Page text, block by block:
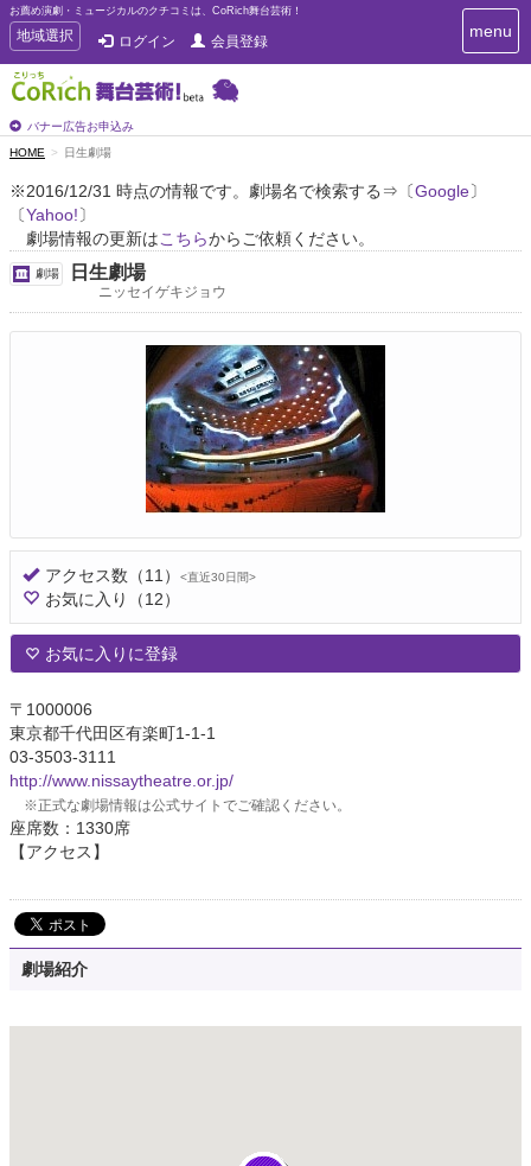
お薦め演劇・ミュージカルのクチコミは、CoRich舞台芸術！
T
o
g
g
e
n
v
a
t
o
n
地域選択 ログイン 会員登録
バナー広告お申込み
T
o
a
t
i
menu
HOME 日生劇場
※2016/12/31 時点の情報です。劇場名で検索する⇒〔Google〕
〔Yahoo!〕
劇場情報の更新はこちらからご依頼ください。
劇場 日生劇場
ニッセイゲキジョウ
アクセス数 （11） <直近30日間>
お気に入り （12）
お気に入りに登録
〒1000006
東京都千代田区有楽町1-1-1
03-3503-3111
http://www.nissaytheatre.or.jp/
※正式な劇場情報は公式サイトでご確認ください。
座席数：1330席
【アクセス】
劇場紹介